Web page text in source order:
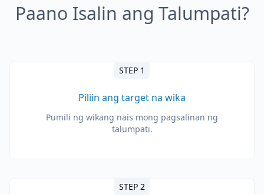
Paano Isalin ang Talumpati?
STEP 1
Piliin ang target na wika
Pumili ng wikang nais mong pagsalinan ng
talumpati.
STEP 2